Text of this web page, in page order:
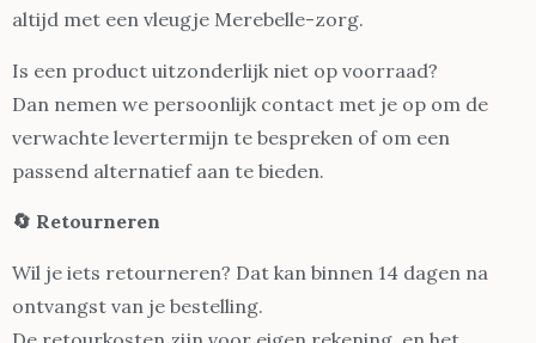
altijd met een vleugje Merebelle-zorg.
Is een product uitzonderlijk niet op voorraad?
Dan nemen we persoonlijk contact met je op om de
verwachte levertermijn te bespreken of om een
passend alternatief aan te bieden.
🔄 Retourneren
Wil je iets retourneren? Dat kan binnen 14 dagen na
ontvangst van je bestelling.